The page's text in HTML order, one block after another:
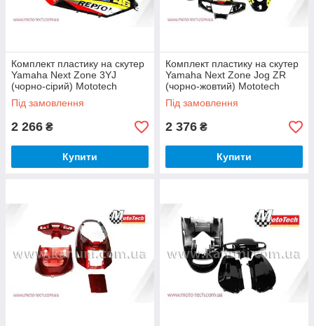
Комплект пластику на скутер
Yamaha Next Zone 3YJ
(чорно-сірий) Mototech
Під замовлення
2 266 ₴
Купити
Комплект пластику на скутер
Yamaha Next Zone Jog ZR
(чорно-жовтий) Mototech
Під замовлення
2 376 ₴
Купити